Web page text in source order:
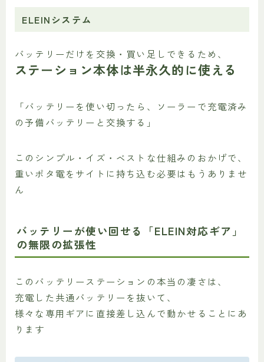
ELEINシステム
バッテリーだけを交換・買い足しできるため、
ステーション本体は半永久的に使える
「バッテリーを使い切ったら、ソーラーで充電済み
の予備バッテリーと交換する」
このシンプル・イズ・ベストな仕組みのおかげで、
重いポタ電をサイトに持ち込む必要はもうありませ
ん
バッテリーが使い回せる「ELEIN対応ギア」
の無限の拡張性
このバッテリーステーションの本当の凄さは、
充電した共通バッテリーを抜いて、
様々な専用ギアに直接差し込んで動かせることにあ
ります